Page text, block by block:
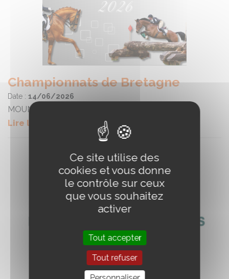
Championnats de Bretagne
Date : 14/06/2026
MOUNTAIN TRAIL
Lire la suite
Ce site utilise des
cookies et vous donne
le contrôle sur ceux
que vous souhaitez
activer
Tout accepter
Tout refuser